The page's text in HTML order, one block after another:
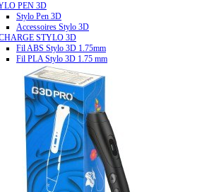
PEN 3D
Stylo Pen 3D
Accessoires Stylo 3D
STYLO 3D
Fil ABS Stylo 3D 1.75mm
Fil PLA Stylo 3D 1.75 mm